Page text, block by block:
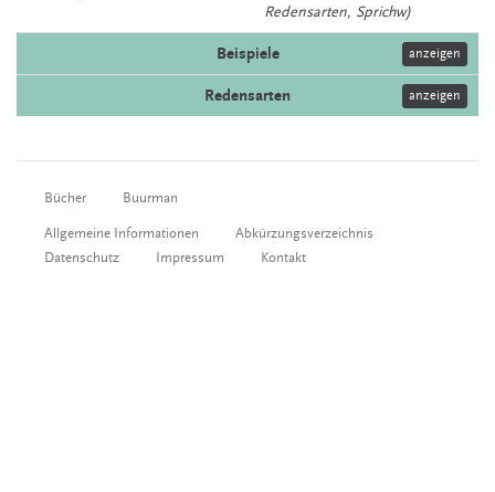
Redensarten, Sprichw)
Beispiele anzeigen
Redensarten anzeigen
Bücher Buurman
Allgemeine Informationen
Abkürzungsverzeichnis
Datenschutz
Impressum Kontakt